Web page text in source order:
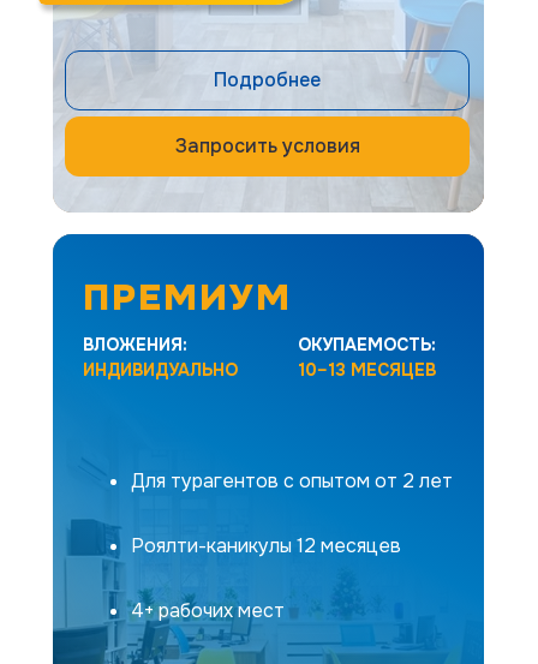
Запросить условия
Подробнее
Для турагентов с опытом от 2 лет
Роялти-каникулы 12 месяцев
4+ рабочих мест
ПРЕМИУМ
ВЛОЖЕНИЯ:
ИНДИВИДУАЛЬНО
ОКУПАЕМОСТЬ:
10–13 МЕСЯЦЕВ